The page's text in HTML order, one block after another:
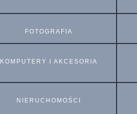
FOTOGRAFIA
KOMPUTERY I AKCESORIA
NIERUCHOMOŚCI